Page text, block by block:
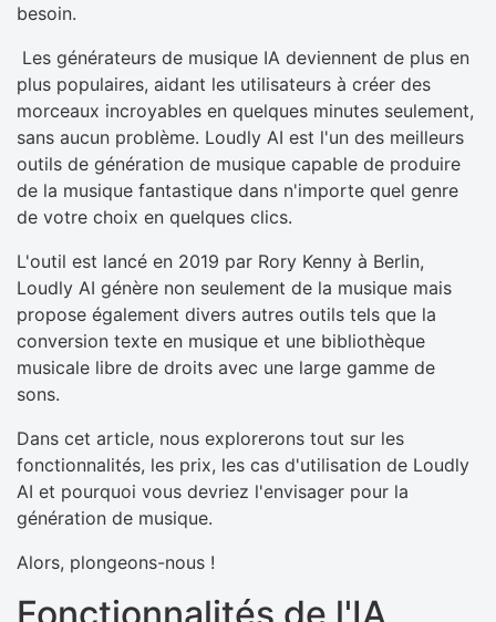
besoin.
Les générateurs de musique IA deviennent de plus en
plus populaires, aidant les utilisateurs à créer des
morceaux incroyables en quelques minutes seulement,
sans aucun problème. Loudly AI est l'un des meilleurs
outils de génération de musique capable de produire
de la musique fantastique dans n'importe quel genre
de votre choix en quelques clics.
L'outil est lancé en 2019 par Rory Kenny à Berlin,
Loudly AI génère non seulement de la musique mais
propose également divers autres outils tels que la
conversion texte en musique et une bibliothèque
musicale libre de droits avec une large gamme de
sons.
Dans cet article, nous explorerons tout sur les
fonctionnalités, les prix, les cas d'utilisation de Loudly
AI et pourquoi vous devriez l'envisager pour la
génération de musique.
Alors, plongeons-nous !